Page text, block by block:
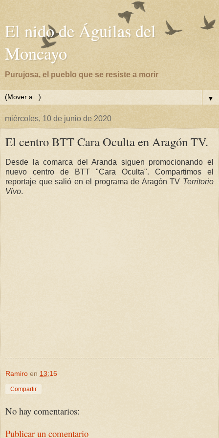
El nido de Águilas del
Moncayo
Purujosa, el pueblo que se resiste a morir
▼
miércoles, 10 de junio de 2020
El centro BTT Cara Oculta en Aragón TV.
Desde la comarca del Aranda siguen promocionando el
nuevo centro de BTT "Cara Oculta". Compartimos el
reportaje que salió en el programa de Aragón TV Territorio
Vivo.
Ramiro en 13:16
Compartir
No hay comentarios:
Publicar un comentario